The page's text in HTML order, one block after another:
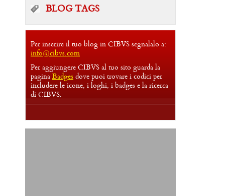
BLOG TAGS
Per inserire il tuo blog in CIBVS segnalalo a:
info@cibvs.com
Per aggiungere CIBVS al tuo sito guarda la
pagina Badges dove puoi trovare i codici per
includere le icone, i loghi, i badges e la ricerca
di CIBVS.